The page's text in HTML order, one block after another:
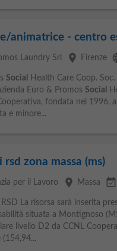
animatrice - centro
Laundry Srl place Firenze
Social
Health Care Coop.
Euro & Promos Social
fondata nel 1996,
e minore...
rsd zona massa (ms)
per il Lavoro place Massa event_available
RSD La risorsa sarà inserita
situata a Montignoso
livello D2 da CCNL
(154,94...